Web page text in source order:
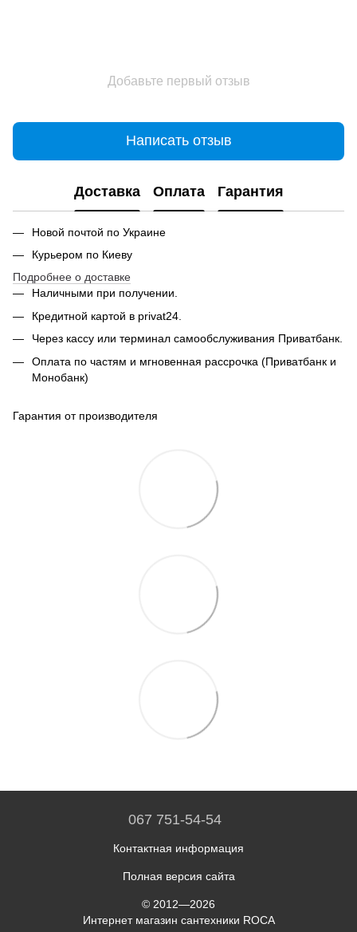
Добавьте первый отзыв
Написать отзыв
Доставка Оплата Гарантия
Новой почтой по Украине
Курьером по Киеву
Подробнее о доставке
Наличными при получении.
Кредитной картой в privat24.
Через кассу или терминал самообслуживания Приватбанк.
Оплата по частям и мгновенная рассрочка (Приватбанк и
Монобанк)
Гарантия от производителя
067 751-54-54
Контактная информация
Полная версия сайта
© 2012—2026
Интернет магазин сантехники ROCA